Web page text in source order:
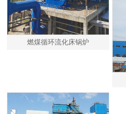
燃煤循环流化床锅炉